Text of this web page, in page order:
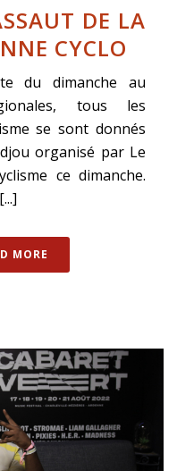
DE LA
CYCLO
du dimanche au
tous les
se sont donnés
organisé par Le
ce dimanche.
MORE